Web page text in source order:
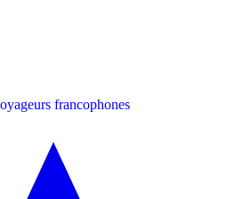
francophones